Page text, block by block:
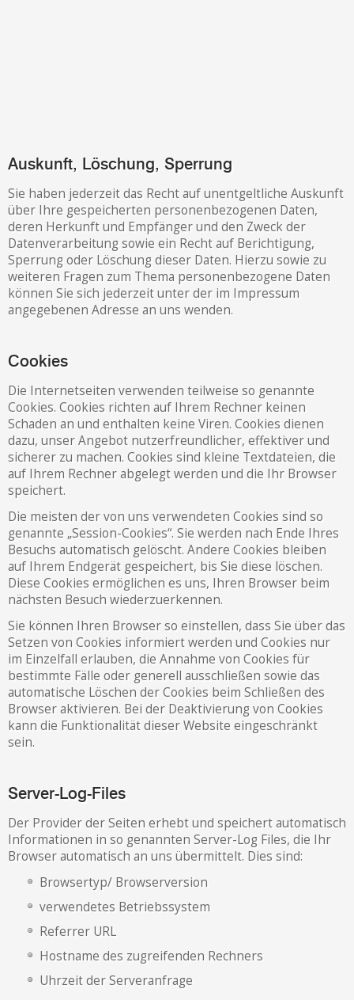
Auskunft, Löschung, Sperrung
Sie haben jederzeit das Recht auf unentgeltliche Auskunft
über Ihre gespeicherten personenbezogenen Daten,
deren Herkunft und Empfänger und den Zweck der
Datenverarbeitung sowie ein Recht auf Berichtigung,
Sperrung oder Löschung dieser Daten. Hierzu sowie zu
weiteren Fragen zum Thema personenbezogene Daten
können Sie sich jederzeit unter der im Impressum
angegebenen Adresse an uns wenden.
Cookies
Die Internetseiten verwenden teilweise so genannte
Cookies. Cookies richten auf Ihrem Rechner keinen
Schaden an und enthalten keine Viren. Cookies dienen
dazu, unser Angebot nutzerfreundlicher, effektiver und
sicherer zu machen. Cookies sind kleine Textdateien, die
auf Ihrem Rechner abgelegt werden und die Ihr Browser
speichert.
Die meisten der von uns verwendeten Cookies sind so
genannte „Session-Cookies“. Sie werden nach Ende Ihres
Besuchs automatisch gelöscht. Andere Cookies bleiben
auf Ihrem Endgerät gespeichert, bis Sie diese löschen.
Diese Cookies ermöglichen es uns, Ihren Browser beim
nächsten Besuch wiederzuerkennen.
Sie können Ihren Browser so einstellen, dass Sie über das
Setzen von Cookies informiert werden und Cookies nur
im Einzelfall erlauben, die Annahme von Cookies für
bestimmte Fälle oder generell ausschließen sowie das
automatische Löschen der Cookies beim Schließen des
Browser aktivieren. Bei der Deaktivierung von Cookies
kann die Funktionalität dieser Website eingeschränkt
sein.
Server-Log-Files
Der Provider der Seiten erhebt und speichert automatisch
Informationen in so genannten Server-Log Files, die Ihr
Browser automatisch an uns übermittelt. Dies sind:
Browsertyp/ Browserversion
verwendetes Betriebssystem
Referrer URL
Hostname des zugreifenden Rechners
Uhrzeit der Serveranfrage